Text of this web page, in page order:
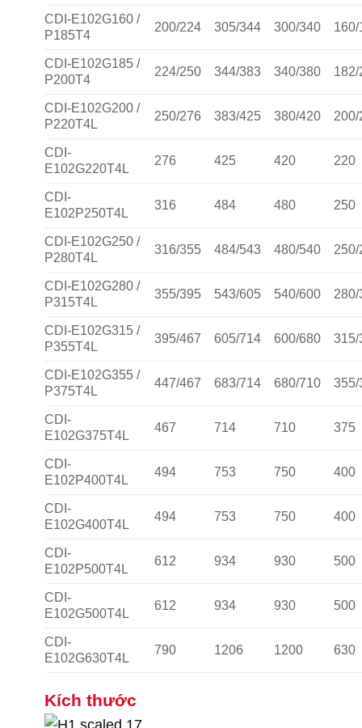
CDI-E102G160 /
P185T4
200/224 305/344 300/340 160/
CDI-E102G185 /
P200T4
224/250 344/383 340/380 182/
CDI-E102G200 /
P220T4L
250/276 383/425 380/420 200/
CDI-
E102G220T4L
276 425 420 220
CDI-
E102P250T4L
316 484 480 250
CDI-E102G250 /
P280T4L
316/355 484/543 480/540 250/
CDI-E102G280 /
P315T4L
355/395 543/605 540/600 280/
CDI-E102G315 /
P355T4L
395/467 605/714 600/680 315/
CDI-E102G355 /
P375T4L
447/467 683/714 680/710 355/
CDI-
E102G375T4L
467 714 710 375
CDI-
E102P400T4L
494 753 750 400
CDI-
E102G400T4L
494 753 750 400
CDI-
E102P500T4L
612 934 930 500
CDI-
E102G500T4L
612 934 930 500
CDI-
E102G630T4L
790 1206 1200 630
Kích thước